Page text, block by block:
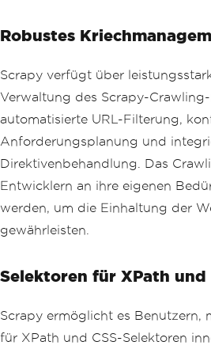
Robustes
Scrapy verfügt über
Verwaltung des Scrapy-Crawling-
automatisierte URL-Filterung,
Anforderungsplanung und
Direktivenbehandlung. Das
Entwicklern an ihre eigenen
werden, um die Einhaltung der
gewährleisten.
Selektoren für XPath und
Scrapy ermöglicht es Benutzern,
für XPath und CSS-Selektoren